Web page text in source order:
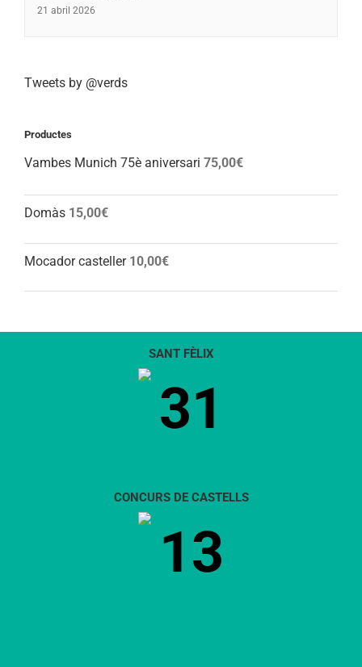
21 abril 2026
Tweets by @verds
Productes
Vambes Munich 75è aniversari 75,00€
Domàs 15,00€
Mocador casteller 10,00€
SANT FÈLIX
31
CONCURS DE CASTELLS
13